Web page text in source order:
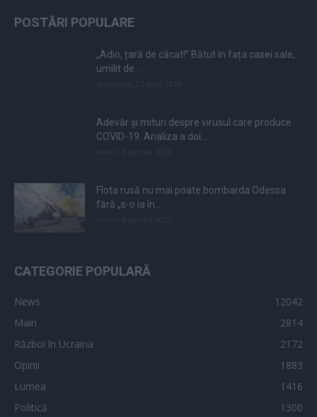
POSTĂRI POPULARE
„Adio, țară de căcat!” Bătut în fața casei sale,
umilit de...
Adevăr și mituri despre virusul care produce
COVID-19. Analiza a doi...
Flota rusă nu mai poate bombarda Odessa
fără „s-o ia în...
CATEGORIE POPULARĂ
News
12042
Main
2814
Război în Ucraina
2172
Opinii
1883
Lumea
1416
Politică
1300